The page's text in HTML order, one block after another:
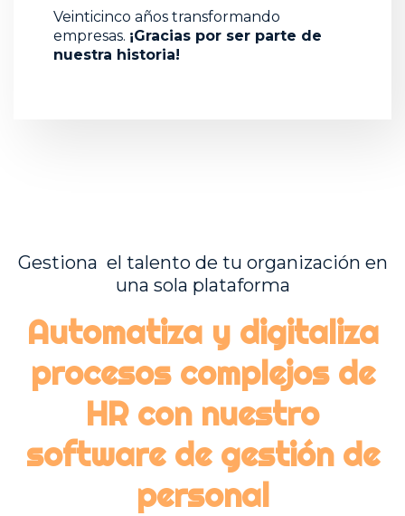
Veinticinco años transformando
empresas. ¡Gracias por ser parte de
nuestra historia!
Gestiona el talento de tu organización en
una sola plataforma
Automatiza y digitaliza
procesos complejos de
HR con nuestro
software de gestión de
personal